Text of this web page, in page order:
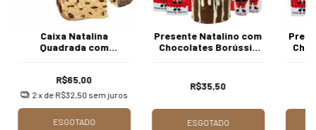
Caixa Natalina
Quadrada com
R$65,00
2x de R$32,50 sem juros
ESGOTADO
Presente Natalino com
Chocolates Borússia
R$35,50
ESGOTADO